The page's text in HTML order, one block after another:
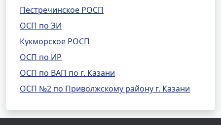
Пестречинское РОСП
ОСП по ЭИ
Кукморское РОСП
ОСП по ИР
ОСП по ВАП по г. Казани
ОСП №2 по Приволжскому району г. Казани